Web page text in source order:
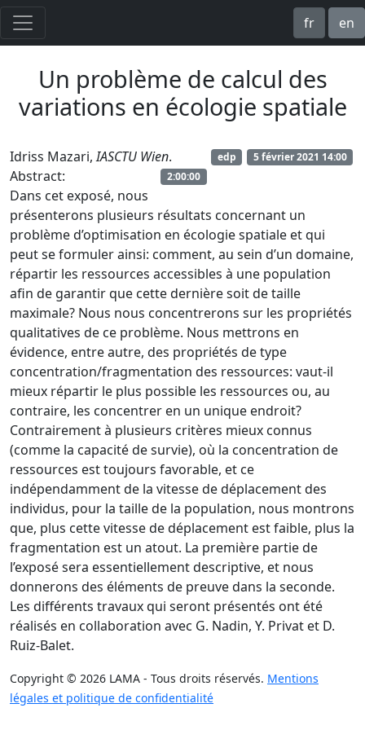
fr en
Un problème de calcul des
variations en écologie spatiale
Idriss Mazari,IASCTU Wien. 5 février 2021 14:00
edp
2:00:00
Abstract:
Dans cet exposé, nous
présenterons plusieurs résultats concernant un
problème d’optimisation en écologie spatiale et qui
peut se formuler ainsi: comment, au sein d’un domaine,
répartir les ressources accessibles à une population
afin de garantir que cette dernière soit de taille
maximale? Nous nous concentrerons sur les propriétés
qualitatives de ce problème. Nous mettrons en
évidence, entre autre, des propriétés de type
concentration/fragmentation des ressources: vaut-il
mieux répartir le plus possible les ressources ou, au
contraire, les concentrer en un unique endroit?
Contrairement à plusieurs critères mieux connus
(comme la capacité de survie), où la concentration de
ressources est toujours favorable, et ce
indépendamment de la vitesse de déplacement des
individus, pour la taille de la population, nous montrons
que, plus cette vitesse de déplacement est faible, plus la
fragmentation est un atout. La première partie de
l’exposé sera essentiellement descriptive, et nous
donnerons des éléments de preuve dans la seconde.
Les différents travaux qui seront présentés ont été
réalisés en collaboration avec G. Nadin, Y. Privat et D.
Ruiz-Balet.
Copyright © 2026 LAMA - Tous droits réservés. Mentions
légales et politique de confidentialité